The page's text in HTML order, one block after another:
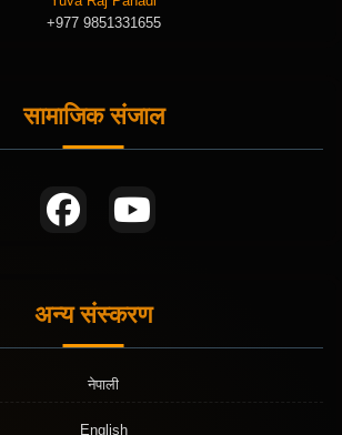
+977 9851331655
सामाजिक संजाल
अन्य संस्करण
नेपाली
English